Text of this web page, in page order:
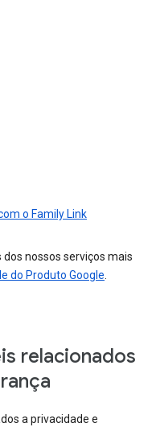
o Family Link
nossos serviços mais
do Produto Google.
relacionados
a privacidade e